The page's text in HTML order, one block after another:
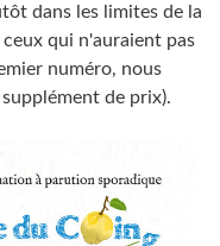
dans les limites de la
qui n'auraient pas
numéro, nous
de prix).